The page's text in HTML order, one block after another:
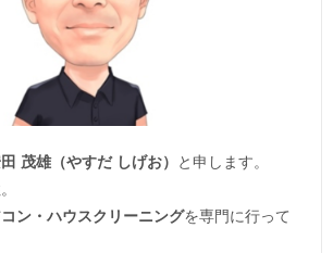
茂雄（やすだ しげお）
と申します。
ン・ハウスクリーニングを専門に行って